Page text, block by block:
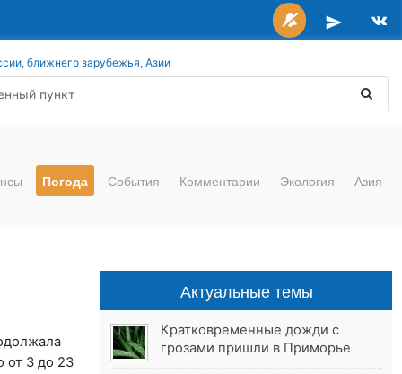
ближнего зарубежья, Азии
Погода События Комментарии Экология Азия
от 3 до 23
Актуальные темы
Кратковременные дожди с
грозами пришли в Приморье